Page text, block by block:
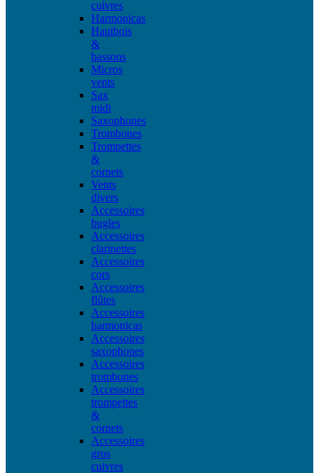
cuivres
Harmonicas
Hautbois
&
bassons
Micros
vents
Sax
midi
Saxophones
Trombones
Trompettes
&
cornets
Vents
divers
Accessoires
bugles
Accessoires
clarinettes
Accessoires
cors
Accessoires
flûtes
Accessoires
harmonicas
Accessoires
saxophones
Accessoires
trombones
Accessoires
trompettes
&
cornets
Accessoires
gros
cuivres